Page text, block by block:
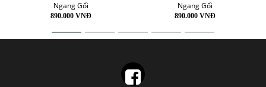
Ngang Gối
890.000 VNĐ
Ngang Gối
890.000 VNĐ